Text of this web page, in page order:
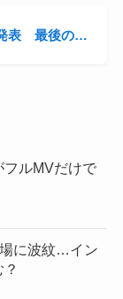
嵐、2025年5月で解散を正式発表 最後の全国ツアー開催へ「感謝を直接伝えたい」
フルMVだけで
場に波紋…イン